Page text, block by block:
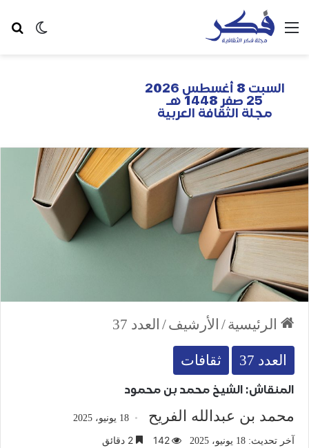
السبت 8 أغسطس 2026
25 صفر 1448 هـ
مجلة الثقافة العربية
الرئيسية/ الأرشيف/ العدد 37
العدد 37 ثقافات
المنقاش: الشيخ محمد بن محمود
محمد بن عبدالله الفريح 18 يونيو، 2025
آخر تحديث: 18 يونيو، 2025 142